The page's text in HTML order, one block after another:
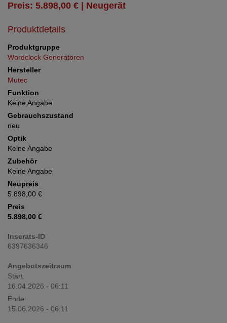
Preis: 5.898,00 € | Neugerät
Produktdetails
Produktgruppe
Wordclock Generatoren
Hersteller
Mutec
Funktion
Keine Angabe
Gebrauchszustand
neu
Optik
Keine Angabe
Zubehör
Keine Angabe
Neupreis
5.898,00 €
Preis
5.898,00 €
Inserats-ID
6397636346
Angebotszeitraum
Start:
16.04.2026 - 06:11
Ende:
15.06.2026 - 06:11